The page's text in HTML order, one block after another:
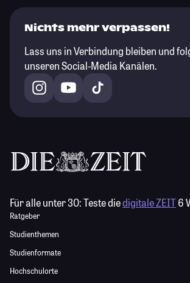
Nichts mehr verpassen!
Lass uns in Verbindung bleiben und
unseren Social-Media Kanälen.
Für alle unter 30:Teste diedigitale ZEIT6
Ratgeber
Studienthemen
Studienformate
Hochschulorte